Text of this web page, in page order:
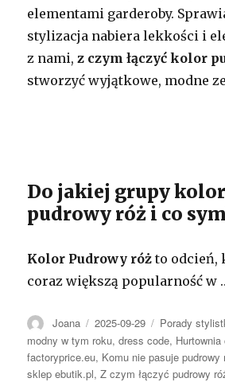
elementami garderoby.
stylizacja nabiera lekkości i
z nami,z czym łączyć kolor
stworzyć wyjątkowe, modne
Do jakiej grupy
pudrowy róż i co
Kolor Pudrowy róż to odcień,
coraz większą popularność w
Autor
Joana Opublikowano
2025-09-29 Kategorie
Porady
modny w tym roku,dress code,
factoryprice.eu, Komu nie pasuje pudrowy
sklep ebutik.pl,Z czym łączyć pudrowy